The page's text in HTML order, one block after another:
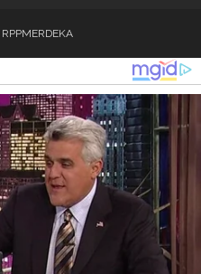
RPPMERDEKA